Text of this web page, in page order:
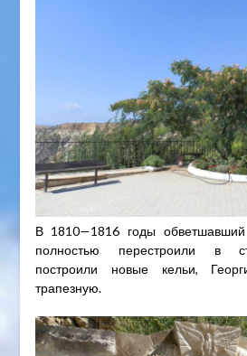
В 1810—1816 годы обветшавший
полностью перестроили в
построили новые кельи,
трапезную.